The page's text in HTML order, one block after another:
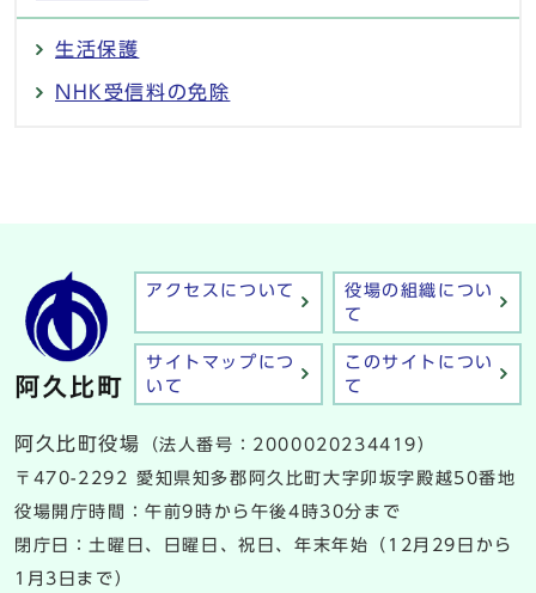
生活保護
NHK受信料の免除
アクセスについて
役場の組織につい
て
サイトマップにつ
いて
このサイトについ
て
阿久比町役場
（法人番号：2000020234419）
〒470-2292 愛知県知多郡阿久比町大字卯坂字殿越50番地
役場開庁時間：午前9時から午後4時30分まで
閉庁日：土曜日、日曜日、祝日、年末年始（12月29日から
1月3日まで）